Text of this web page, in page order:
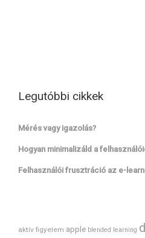
Legutóbbi cikkek
Mérés vagy igazolás?
Hogyan minimalizáld a
Felhasználói frusztráció az e-
aktív figyelem apple blended learning